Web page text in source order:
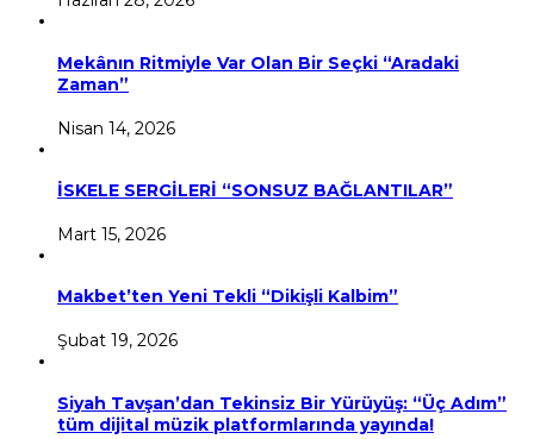
Mekânın Ritmiyle Var Olan Bir Seçki “Aradaki
Zaman”
Nisan 14, 2026
İSKELE SERGİLERİ “SONSUZ BAĞLANTILAR”
Mart 15, 2026
Makbet’ten Yeni Tekli “Dikişli Kalbim”
Şubat 19, 2026
Siyah Tavşan’dan Tekinsiz Bir Yürüyüş: “Üç Adım”
tüm dijital müzik platformlarında yayında!